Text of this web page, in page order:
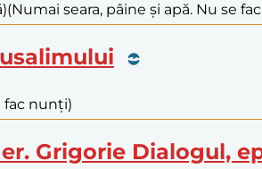
(Numai seara, pâine și apă. Nu se
fac nunți)
Grigorie Dialogul,